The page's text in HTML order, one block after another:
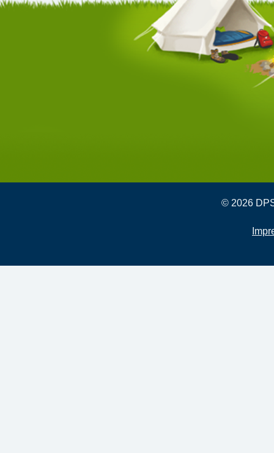
© 2026